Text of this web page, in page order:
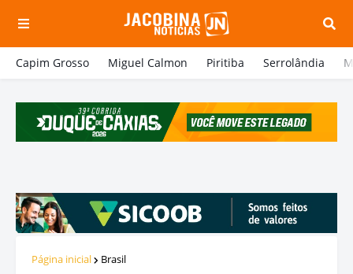
Capim Grosso Miguel Calmon Piritiba Serrolândia
Página inicial Brasil